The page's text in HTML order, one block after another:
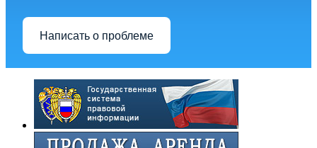
Написать о проблеме